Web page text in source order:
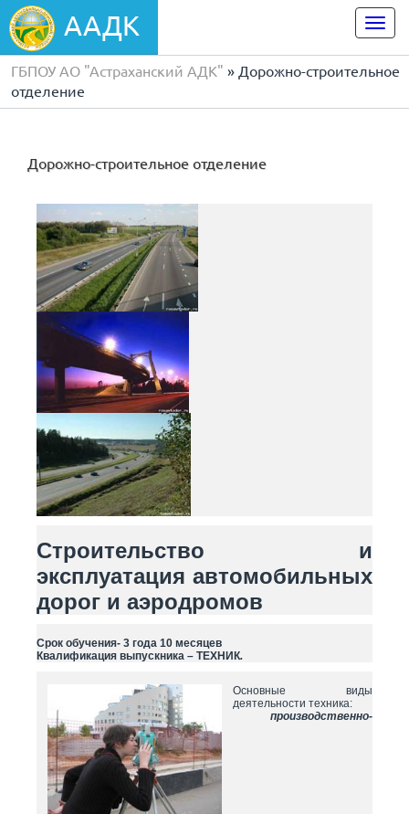
ААДК
ГБПОУ АО "Астраханский АДК" » Дорожно-строительное
отделение
Дорожно-строительное отделение
Строительство и
эксплуатация автомобильных
дорог и аэродромов
Срок обучения- 3 года 10 месяцев
Квалификация выпускника – ТЕХНИК.
Основные виды
деятельности техника:
производственно-